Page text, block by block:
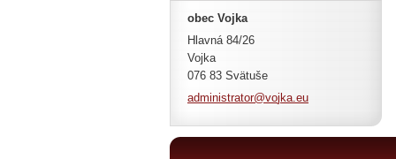
obec Vojka
Hlavná 84/26
Vojka
076 83 Svätuše
administrator@vojka.eu